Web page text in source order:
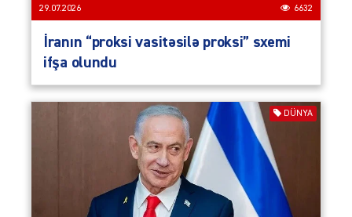
29.07.2026 6632
İranın “proksi vasitəsilə proksi” sxemi
ifşa olundu
DÜNYA